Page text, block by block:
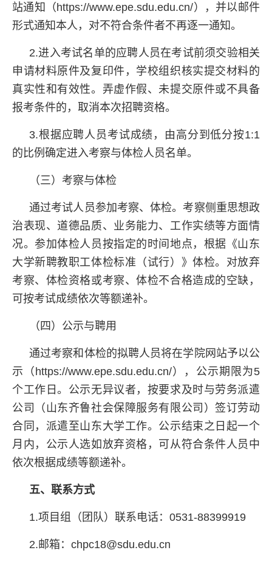
站通知（https://www.epe.sdu.edu.cn/），并以邮件
形式通知本人，对不符合条件者不再逐一通知。
2.进入考试名单的应聘人员在考试前须交验相关
申请材料原件及复印件，学校组织核实提交材料的
真实性和有效性。弄虚作假、未提交原件或不具备
报考条件的，取消本次招聘资格。
3.根据应聘人员考试成绩，由高分到低分按1:1
的比例确定进入考察与体检人员名单。
（三）考察与体检
通过考试人员参加考察、体检。考察侧重思想政
治表现、道德品质、业务能力、工作实绩等方面情
况。参加体检人员按指定的时间地点，根据《山东
大学新聘教职工体检标准（试行）》体检。对放弃
考察、体检资格或考察、体检不合格造成的空缺，
可按考试成绩依次等额递补。
（四）公示与聘用
通过考察和体检的拟聘人员将在学院网站予以公
示（https://www.epe.sdu.edu.cn/），公示期限为5
个工作日。公示无异议者，按要求及时与劳务派遣
公司（山东齐鲁社会保障服务有限公司）签订劳动
合同，派遣至山东大学工作。公示结束之日起一个
月内，公示人选如放弃资格，可从符合条件人员中
依次根据成绩等额递补。
五、联系方式
1.项目组（团队）联系电话：0531-88399919
2.邮箱：chpc18@sdu.edu.cn